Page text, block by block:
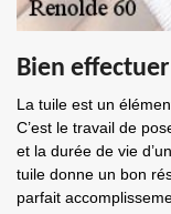
Bien
La tuile est un
C’est le travail de
et la durée de vie
tuile donne un bon
parfait